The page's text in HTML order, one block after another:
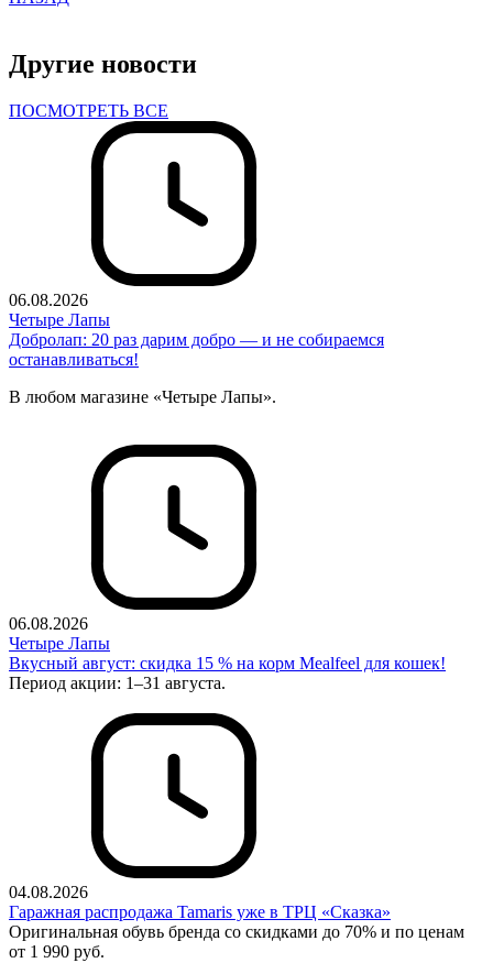
Другие новости
ПОСМОТРЕТЬ ВСЕ
06.08.2026
Четыре Лапы
Добролап: 20 раз дарим добро — и не собираемся
останавливаться!
В любом магазине «Четыре Лапы».
06.08.2026
Четыре Лапы
Вкусный август: скидка 15 % на корм Mealfeel для кошек!
Период акции: 1–31 августа.
04.08.2026
Гаражная распродажа Tamaris уже в ТРЦ «Сказка»
Оригинальная обувь бренда со скидками до 70% и по ценам
от 1 990 руб.